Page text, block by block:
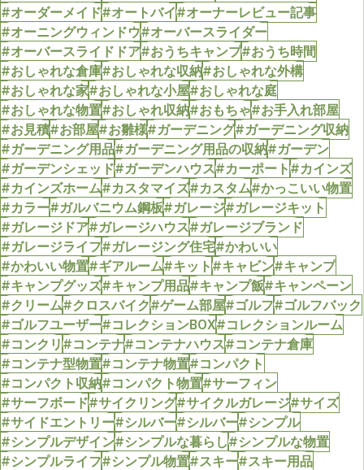
#オーダーメイド#オートバイ#オーナーレビュー記事
#オーニングウィンドウ#オーバースライダー
#オーバースライドドア#おうちキャンプ#おうち時間
#おしゃれな倉庫#おしゃれな収納#おしゃれな外構
#おしゃれな家#おしゃれな小屋#おしゃれな庭
#おしゃれな物置#おしゃれ収納#おもちゃ#お手入れ部屋
#お見積#お部屋#お雛様#ガーデニング#ガーデニング収納
#ガーデニング用品#ガーデニング用品の収納#ガーデン
#ガーデンシェッド#ガーデンハウス#カーポート#カインズ
#カインズホーム#カスタマイズ#カスタム#かっこいい物置
#カラー#ガルバニウム鋼板#ガレージ#ガレージキット
#ガレージドア#ガレージハウス#ガレージブランド
#ガレージライフ#ガレージング住宅#かわいい
#かわいい物置#ギアルーム#キット#キャビン#キャンプ
#キャンプグッズ#キャンプ用品#キャンプ飯#キャンペーン
#クリーム#クロスバイク#ゲーム部屋#ゴルフ#ゴルフバック
#ゴルフユーザー#コレクションBOX#コレクションルーム
#コンクリ#コンテナ#コンテナハウス#コンテナ倉庫
#コンテナ型物置#コンテナ物置#コンパクト
#コンパクト収納#コンパクト物置#サーフィン
#サーフボード#サイクリング#サイクルガレージ#サイズ
#サイドエントリー#シルバー#シルバー#シンプル
#シンプルデザイン#シンプルな暮らし#シンプルな物置
#シンプルライフ#シンプル物置#スキー#スキー用品